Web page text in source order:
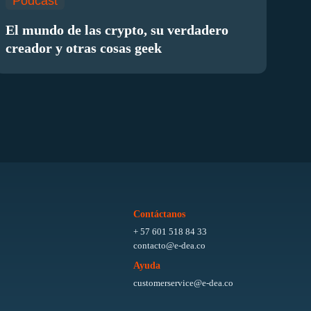
El mundo de las crypto, su verdadero
creador y otras cosas geek
Contáctanos
+ 57 601 518 84 33
contacto@e-dea.co
Ayuda
customerservice@e-dea.co